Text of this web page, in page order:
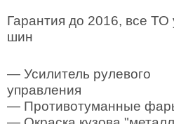
Гарантия до 2016, все
шин
— Усилитель рулевого
управления
— Противотуманные